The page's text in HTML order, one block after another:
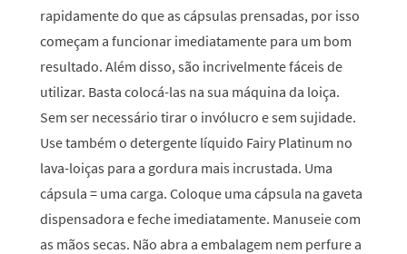
rapidamente do que as cápsulas prensadas, por isso
começam a funcionar imediatamente para um bom
resultado. Além disso, são incrivelmente fáceis de
utilizar. Basta colocá-las na sua máquina da loiça.
Sem ser necessário tirar o invólucro e sem sujidade.
Use também o detergente líquido Fairy Platinum no
lava-loiças para a gordura mais incrustada. Uma
cápsula = uma carga. Coloque uma cápsula na gaveta
dispensadora e feche imediatamente. Manuseie com
as mãos secas. Não abra a embalagem nem perfure a